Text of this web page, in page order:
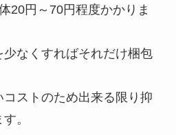
20円～70円程度かかりま
なくすればそれだけ梱包
ストのため出来る限り抑
。